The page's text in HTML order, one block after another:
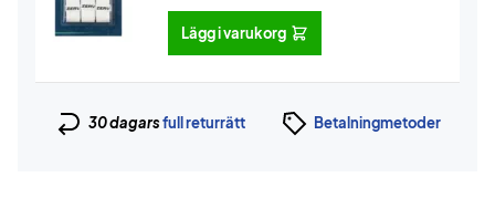
Lägg i varukorg
30 dagarsfull returrätt Betalningmetoder